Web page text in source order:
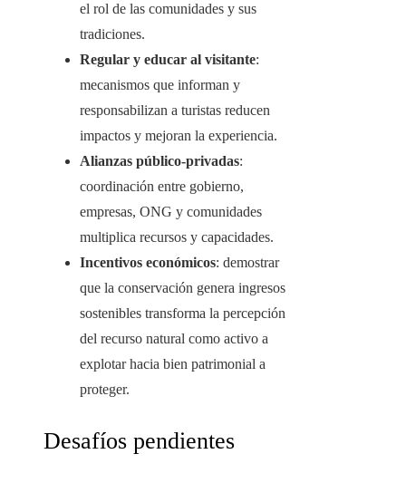
el rol de las comunidades y sus
tradiciones.
Regular y educar al visitante:
mecanismos que informan y
responsabilizan a turistas reducen
impactos y mejoran la experiencia.
Alianzas público‑privadas:
coordinación entre gobierno,
empresas, ONG y comunidades
multiplica recursos y capacidades.
Incentivos económicos: demostrar
que la conservación genera ingresos
sostenibles transforma la percepción
del recurso natural como activo a
explotar hacia bien patrimonial a
proteger.
Desafíos pendientes